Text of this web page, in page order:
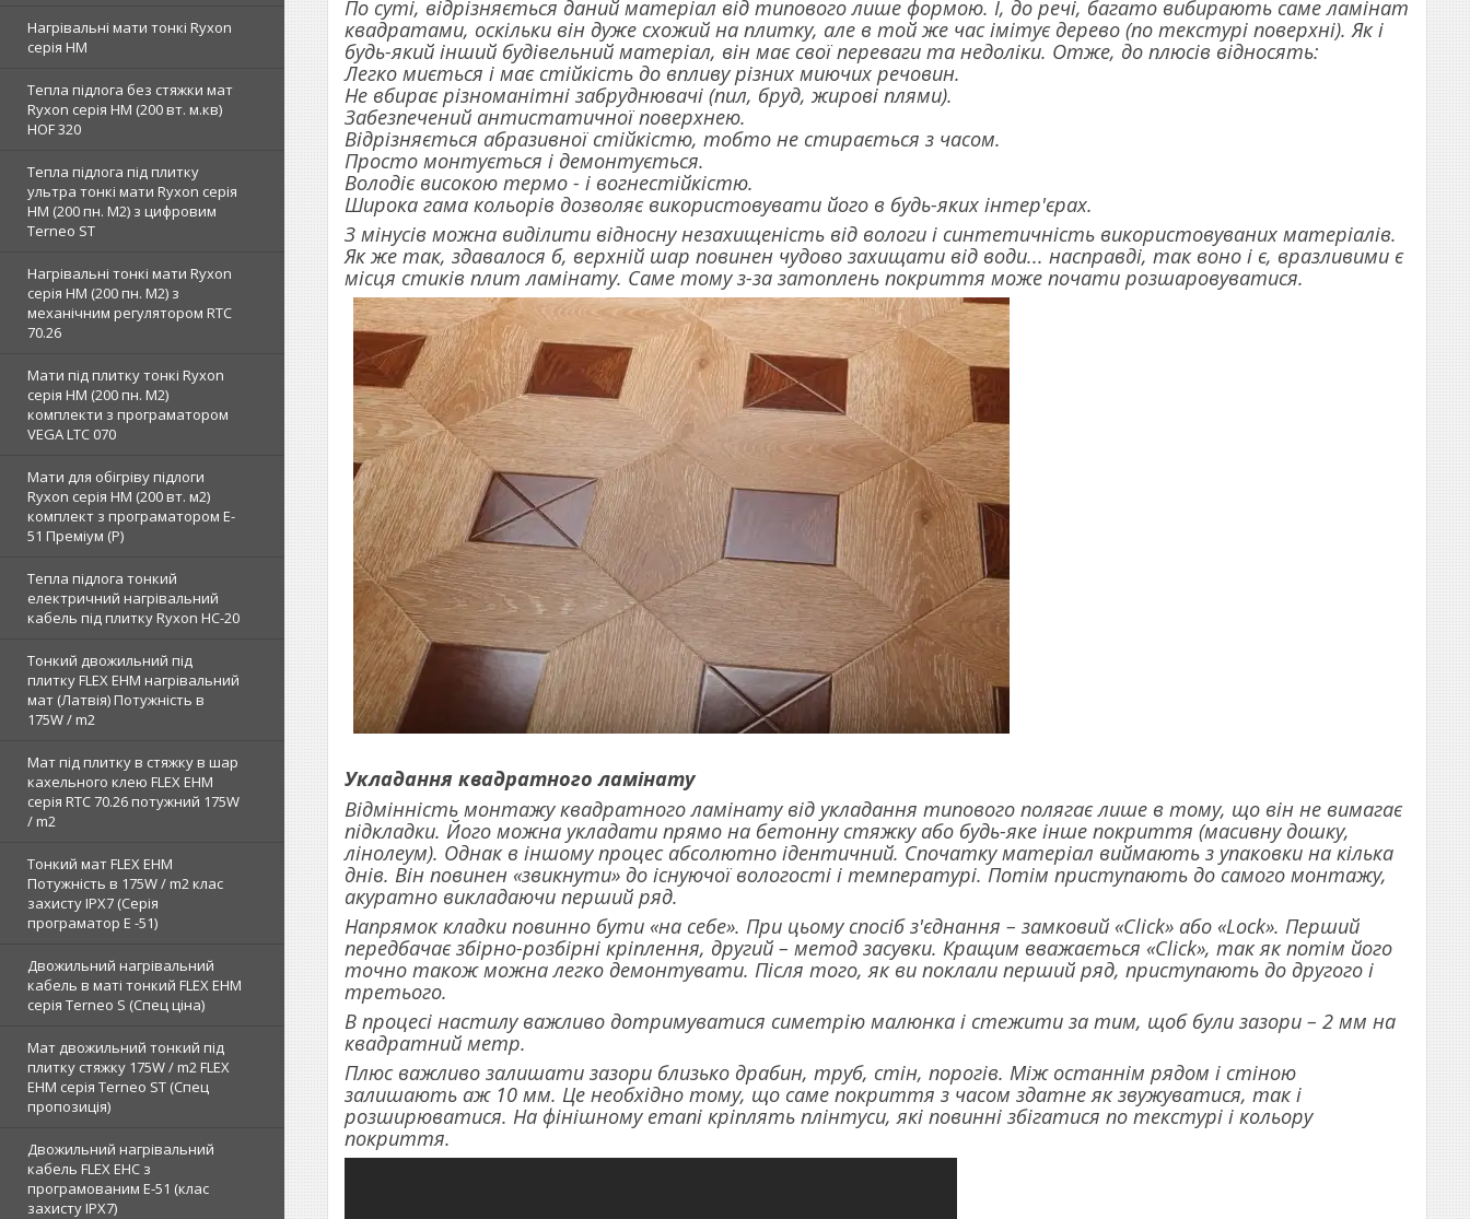
Нагрівальні мати тонкі Ryxon
серія НМ
Тепла підлога без стяжки мат
Ryxon серія НМ (200 вт. м.кв)
HOF 320
Тепла підлога під плитку
ультра тонкі мати Ryxon серія
НМ (200 пн. М2) з цифровим
Terneo ST
Нагрівальні тонкі мати Ryxon
серія НМ (200 пн. М2) з
механічним регулятором RTC
70.26
Мати під плитку тонкі Ryxon
серія НМ (200 пн. М2)
комплекти з програматором
VEGA LTC 070
Мати для обігріву підлоги
Ryxon серія НМ (200 вт. м2)
комплект з програматором E-
51 Преміум (Р)
Тепла підлога тонкий
електричний нагрівальний
кабель під плитку Ryxon HC-20
Тонкий двожильний під
плитку FLEX EHM нагрівальний
мат (Латвія) Потужність в
175W / m2
Мат під плитку в стяжку в шар
кахельного клею FLEX EHM
серія RTC 70.26 потужний 175W
/ m2
Тонкий мат FLEX EHM
Потужність в 175W / m2 клас
захисту IPX7 (Серія
програматор Е -51)
Двожильний нагрівальний
кабель в маті тонкий FLEX EHM
серія Terneo S (Спец ціна)
Мат двожильний тонкий під
плитку стяжку 175W / m2 FLEX
EHM серія Terneo SТ (Спец
пропозиція)
Двожильний нагрівальний
кабель FLEX EHС з
програмованим E-51 (клас
захисту IPX7)
По суті, відрізняється даний матеріал від типового лише формою. І, до речі, багато вибирають саме ламінат
квадратами, оскільки він дуже схожий на плитку, але в той же час імітує дерево (по текстурі поверхні). Як і
будь-який інший будівельний матеріал, він має свої переваги та недоліки. Отже, до плюсів відносять:
Легко миється і має стійкість до впливу різних миючих речовин.
Не вбирає різноманітні забруднювачі (пил, бруд, жирові плями).
Забезпечений антистатичної поверхнею.
Відрізняється абразивної стійкістю, тобто не стирається з часом.
Просто монтується і демонтується.
Володіє високою термо - і вогнестійкістю.
Широка гама кольорів дозволяє використовувати його в будь-яких інтер'єрах.
З мінусів можна виділити відносну незахищеність від вологи і синтетичність використовуваних матеріалів.
Як же так, здавалося б, верхній шар повинен чудово захищати від води... насправді, так воно і є, вразливими є
місця стиків плит ламінату. Саме тому з-за затоплень покриття може почати розшаровуватися.
Укладання квадратного ламінату
Відмінність монтажу квадратного ламінату від укладання типового полягає лише в тому, що він не вимагає
підкладки. Його можна укладати прямо на бетонну стяжку або будь-яке інше покриття (масивну дошку,
лінолеум). Однак в іншому процес абсолютно ідентичний. Спочатку матеріал виймають з упаковки на кілька
днів. Він повинен «звикнути» до існуючої вологості і температурі. Потім приступають до самого монтажу,
акуратно викладаючи перший ряд.
Напрямок кладки повинно бути «на себе». При цьому спосіб з'єднання – замковий «Click» або «Lock». Перший
передбачає збірно-розбірні кріплення, другий – метод засувки. Кращим вважається «Click», так як потім його
точно також можна легко демонтувати. Після того, як ви поклали перший ряд, приступають до другого і
третього.
В процесі настилу важливо дотримуватися симетрію малюнка і стежити за тим, щоб були зазори – 2 мм на
квадратний метр.
Плюс важливо залишати зазори близько драбин, труб, стін, порогів. Між останнім рядом і стіною
залишають аж 10 мм. Це необхідно тому, що саме покриття з часом здатне як звужуватися, так і
розширюватися. На фінішному етапі кріплять плінтуси, які повинні збігатися по текстурі і кольору
покриття.